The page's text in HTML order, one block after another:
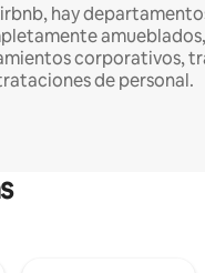
hay
corporativos,
de personal.